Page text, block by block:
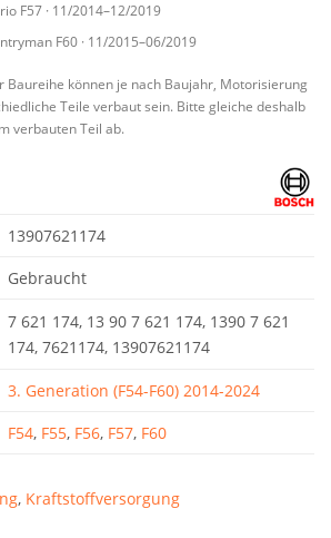
F57 · 11/2014–12/2019
F60 · 11/2015–06/2019
Baureihe können je nach Baujahr, Motorisierung
Teile verbaut sein. Bitte gleiche deshalb
verbauten Teil ab.
13907621174
Gebraucht
7 621 174, 13 90 7 621 174, 1390 7 621
174, 7621174, 13907621174
3. Generation (F54-F60) 2014-2024
F54, F55, F56, F57, F60
, Kraftstoffversorgung